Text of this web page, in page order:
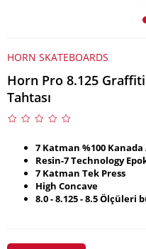
HORN SKATEBOARDS
Horn Pro 8.125
Tahtası
7 Katman %100 Kanada
Resin-7 Technology
7 Katman Tek Press
High Concave
8.0 - 8.125 - 8.5 Ölçüleri